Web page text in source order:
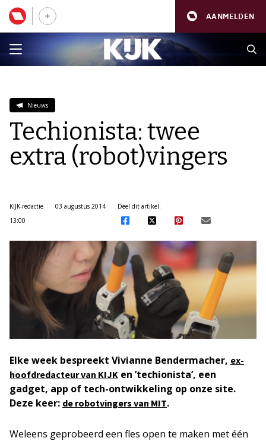
AANMELDEN
Nieuws
Techionista: twee
extra (robot)vingers
KIJK-redactie
03 augustus 2014
13:00
Deel dit artikel:
Elke week bespreekt Vivianne Bendermacher, ex-
hoofdredacteur van KIJK en ’techionista’, een
gadget, app of tech-ontwikkeling op onze site.
Deze keer: de robotvingers van MIT.
Weleens geprobeerd een fles open te maken met één